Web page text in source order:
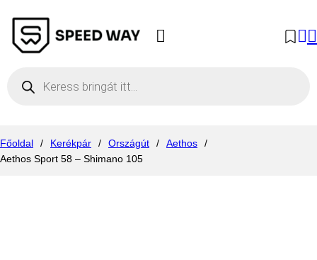
Főoldal / Kerékpár / Országút / Aethos
/
Aethos Sport 58 – Shimano 105